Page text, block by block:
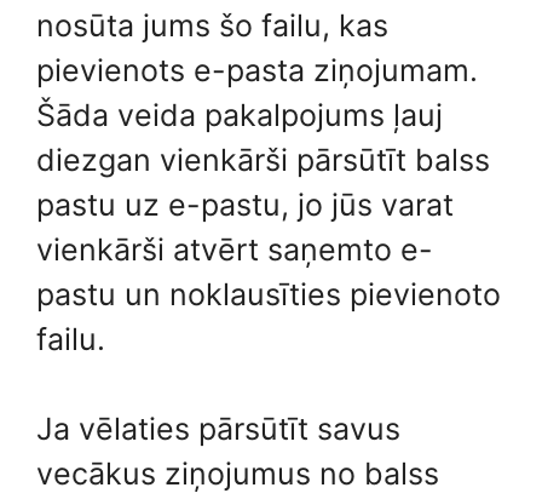
nosūta jums šo failu, kas
pievienots e-pasta ziņojumam.
Šāda veida pakalpojums ļauj
diezgan vienkārši pārsūtīt balss
pastu uz e-pastu, jo jūs varat
vienkārši atvērt saņemto e-
pastu un noklausīties pievienoto
failu.
Ja vēlaties pārsūtīt savus
vecākus ziņojumus no balss